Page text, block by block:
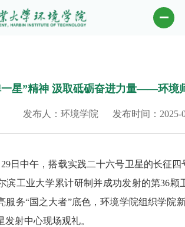
一星”精神 汲取砥砺奋进力量——环境
发布人：环境学院 发布时间：2025-
29日中午，搭载实践二十六号卫星的长征
滨工业大学累计研制并成功发射的第36
服务“国之大者”底色，环境学院组织学院
发射中心现场观礼。